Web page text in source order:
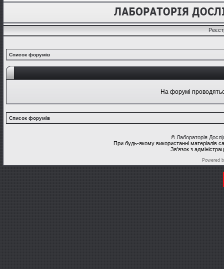
Список форумів
На форумі
Список форумів
© Лабораторія
При будь-якому використанні матеріалів
Зв'язок з
Powered